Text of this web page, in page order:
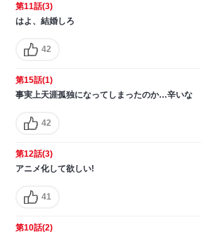
第11話(3)
はよ、結婚しろ
42
第15話(1)
事実上天涯孤独になってしまったのか…辛いな
42
第12話(3)
アニメ化して欲しい!
41
第10話(2)